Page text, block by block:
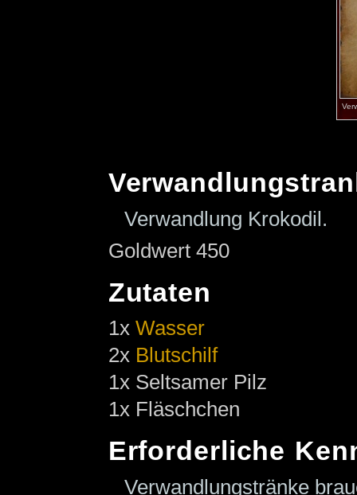
Verwandlung Krokodil.
Goldwert 450
Zutaten
1x Wasser
2x Blutschilf
1x Seltsamer Pilz
1x Fläschchen
Erforderliche
Verwandlungstränke